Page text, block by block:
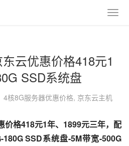
云优惠价格418元1
SSD系统盘
4核8G服务器优惠价格, 京东云主机
价格418元1年、1899元三年，配
SSD系统盘-5M带宽-500G